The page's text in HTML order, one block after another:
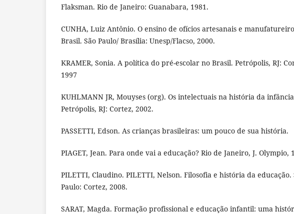
Flaksman. Rio de Janeiro: Guanabara, 1981.
CUNHA, Luiz Antônio. O ensino de ofícios artesanais e
Brasil. São Paulo/ Brasília: Unesp/Flacso, 2000.
KRAMER, Sonia. A política do pré-escolar no Brasil. Petrópolis, RJ:
1997
KUHLMANN JR, Mouyses (org). Os intelectuais na história da
Petrópolis, RJ: Cortez, 2002.
PASSETTI, Edson. As crianças brasileiras: um pouco de sua história.
PIAGET, Jean. Para onde vai a educação? Rio de Janeiro, J. Olympio,
PILETTI, Claudino. PILETTI, Nelson. Filosofia e história da educação.
Paulo: Cortez, 2008.
SARAT, Magda. Formação profissional e educação infantil: uma